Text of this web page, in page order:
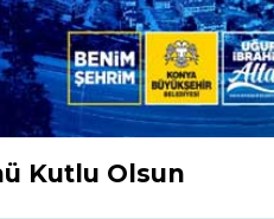
Kutlu Olsun